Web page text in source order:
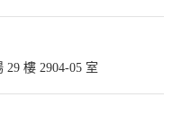
樓 2904-05 室